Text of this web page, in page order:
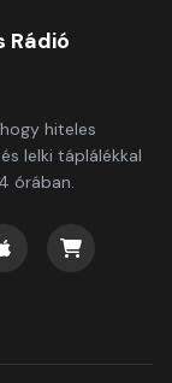
Rádió
hiteles
lelki táplálékkal
órában.